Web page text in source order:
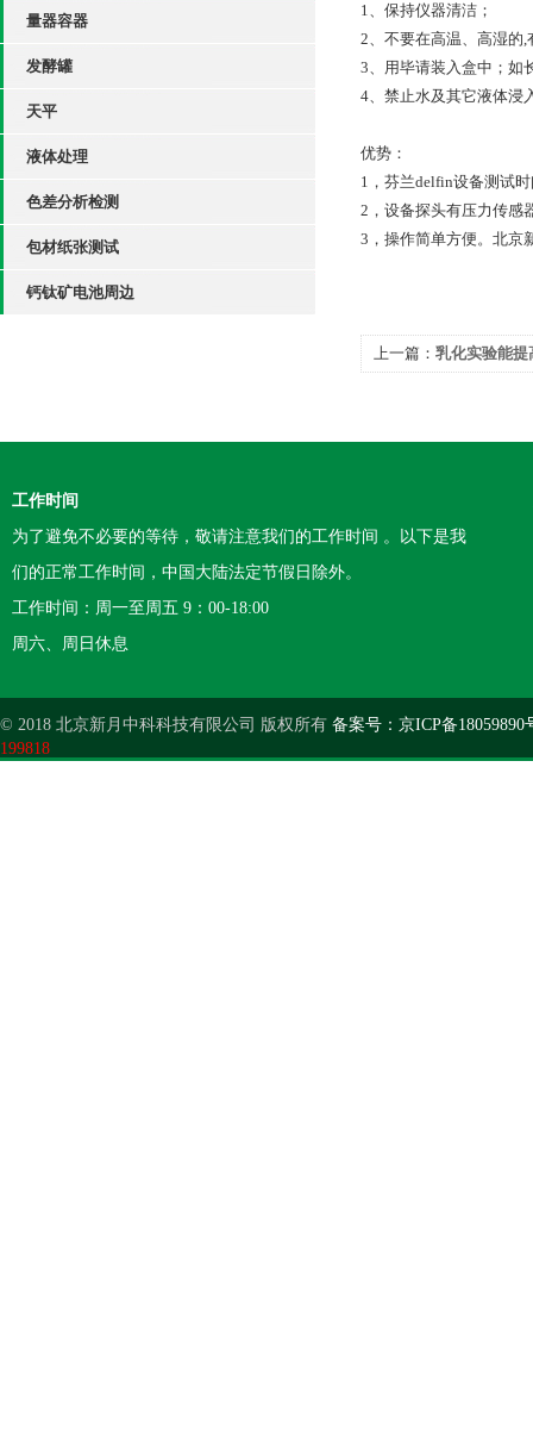
量器容器
发酵罐
天平
液体处理
色差分析检测
包材纸张测试
钙钛矿电池周边
1、保持仪器清洁；
2、不要在高温、高湿的
3、用毕请装入盒中；如
4、禁止水及其它液体浸
优势：
1，芬兰delfin设备测试
2，设备探头有压力传感
3，操作简单方便。北京
上一篇： 乳化实验能提
工作时间
为了避免不必要的等待，敬请注意我们的工作时间 。以下是我
们的正常工作时间，中国大陆法定节假日除外。
工作时间：周一至周五 9：00-18:00
周六、周日休息
© 2018 北京新月中科科技有限公司 版权所有 备案号：京ICP备18059890
199818